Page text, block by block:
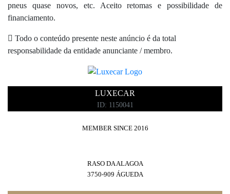
pneus quase novos, etc. Aceito retomas e possibilidade de
financiamento.
Todo o conteúdo presente neste anúncio é da total
responsabilidade da entidade anunciante / membro.
LUXECAR
ID: 1150041
MEMBER SINCE 2016
RASO DA ALAGOA
3750-909 ÁGUEDA